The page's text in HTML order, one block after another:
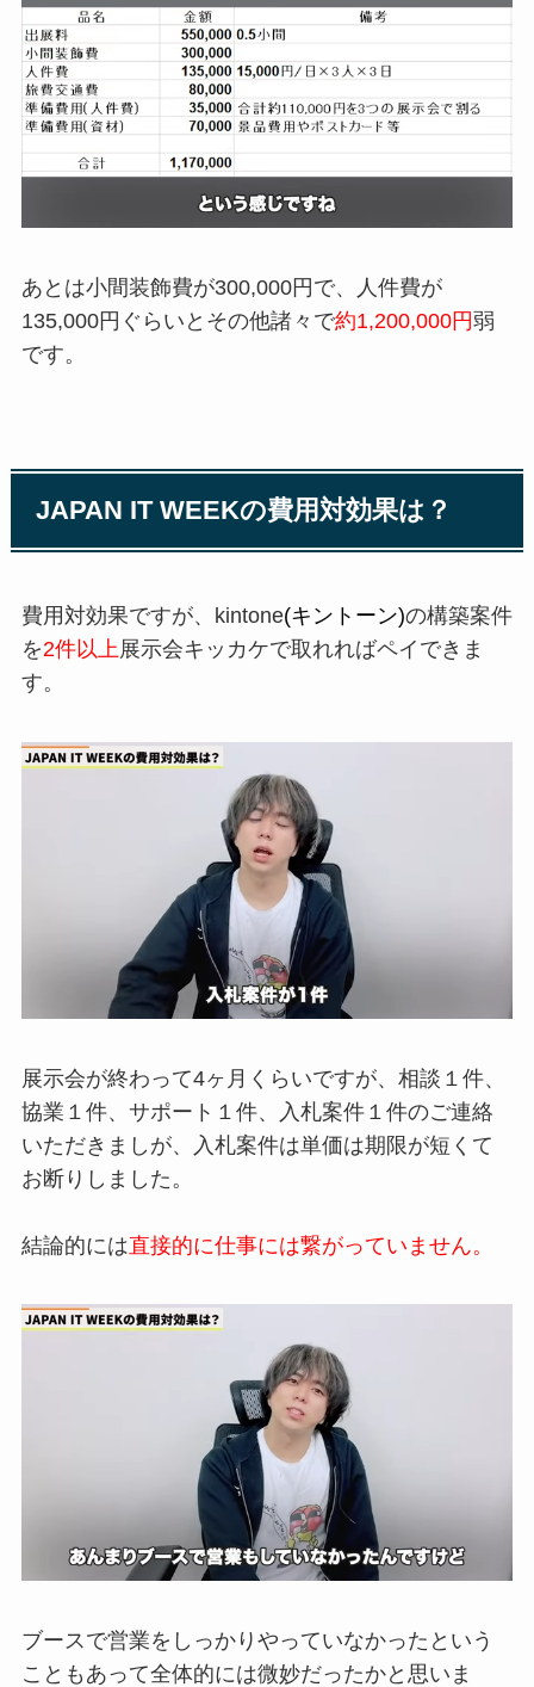
あとは小間装飾費が300,000円で、人件費が
135,000円ぐらいとその他諸々で約1,200,000円弱
です。
JAPAN IT WEEKの費用対効果は ？
費用対効果ですが、kintone(キントーン)の構築案件
を2件以上展示会キッカケで取れればペイできま
す。
展示会が終わって4ヶ月くらいですが、相談１件、
協業１件、サポート１件、入 札案件１件のご連絡
いただきましが、
入札案件は単価は期限が短くて
お断りしました。
結論的には直接的に仕事には繋がっていません。
ブースで営業をしっかりやっていなかったという
こともあって全体的には微妙だったかと思いま